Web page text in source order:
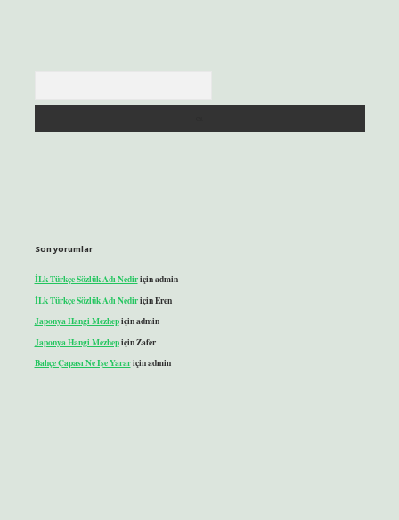
Son yorumlar
İLk Türkçe Sözlük Adı Nediriçinadmin
İLk Türkçe Sözlük Adı NediriçinEren
Japonya Hangi Mezhepiçinadmin
Japonya Hangi MezhepiçinZafer
Bahçe Çapası Ne Işe Yarariçinadmin